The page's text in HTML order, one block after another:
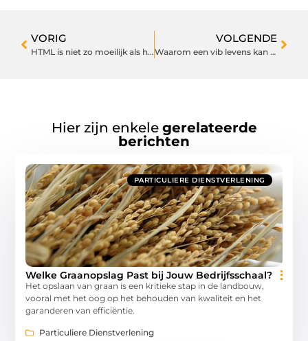
VORIG
HTML is niet zo moeilijk als het lijkt
VOLGENDE
Waarom een vib levens kan redden
Hier zijn enkele gerelateerde
berichten
PARTICULIERE DIENSTVERLENING
Welke Graanopslag Past bij Jouw Bedrijfsschaal?
Het opslaan van graan is een kritieke stap in de landbouw,
vooral met het oog op het behouden van kwaliteit en het
garanderen van efficiëntie.
Particuliere Dienstverlening